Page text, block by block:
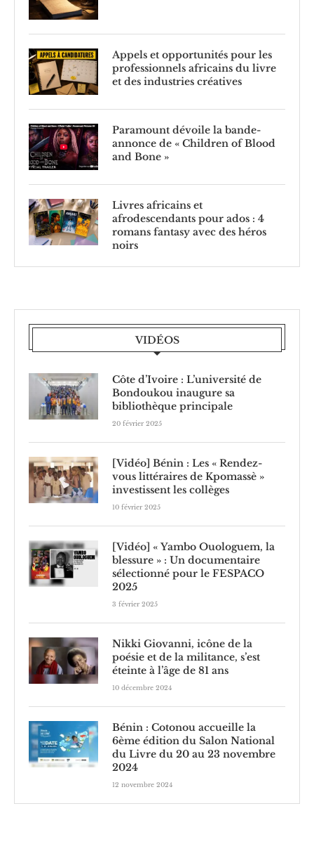
Appels et opportunités pour les
professionnels africains du livre
et des industries créatives
Paramount dévoile la bande-
annonce de « Children of Blood
and Bone »
Livres africains et
afrodescendants pour ados : 4
romans fantasy avec des héros
noirs
VIDÉOS
Côte d’Ivoire : L’université de
Bondoukou inaugure sa
bibliothèque principale
20 février 2025
[Vidéo] Bénin : Les « Rendez-
vous littéraires de Kpomassè »
investissent les collèges
10 février 2025
[Vidéo] « Yambo Ouologuem, la
blessure » : Un documentaire
sélectionné pour le FESPACO
2025
3 février 2025
Nikki Giovanni, icône de la
poésie et de la militance, s’est
éteinte à l’âge de 81 ans
10 décembre 2024
Bénin : Cotonou accueille la
6ème édition du Salon National
du Livre du 20 au 23 novembre
2024
12 novembre 2024